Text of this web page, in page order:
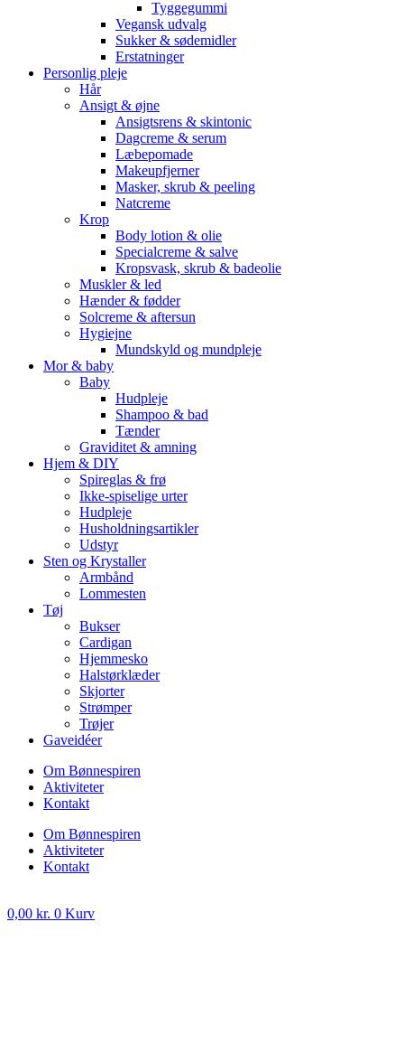
Tyggegummi
Vegansk udvalg
Sukker & sødemidler
Erstatninger
Personlig pleje
Hår
Ansigt & øjne
Ansigtsrens & skintonic
Dagcreme & serum
Læbepomade
Makeupfjerner
Masker, skrub & peeling
Natcreme
Krop
Body lotion & olie
Specialcreme & salve
Kropsvask, skrub & badeolie
Muskler & led
Hænder & fødder
Solcreme & aftersun
Hygiejne
Mundskyld og mundpleje
Mor & baby
Baby
Hudpleje
Shampoo & bad
Tænder
Graviditet & amning
Hjem & DIY
Spireglas & frø
Ikke-spiselige urter
Hudpleje
Husholdningsartikler
Udstyr
Sten og Krystaller
Armbånd
Lommesten
Tøj
Bukser
Cardigan
Hjemmesko
Halstørklæder
Skjorter
Strømper
Trøjer
Gaveidéer
Om Bønnespiren
Aktiviteter
Kontakt
Om Bønnespiren
Aktiviteter
Kontakt
0,00 kr. 0 Kurv